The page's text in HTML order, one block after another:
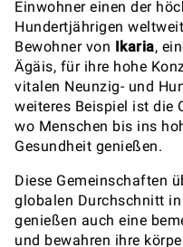
Einwohner einen der
Hundertjährigen
Bewohner von Ikaria,
Ägäis, für ihre hohe
vitalen Neunzig- und
weiteres Beispiel ist die
wo Menschen bis ins
Gesundheit genießen.
Diese Gemeinschaften
globalen Durchschnitt
genießen auch eine
und bewahren ihre